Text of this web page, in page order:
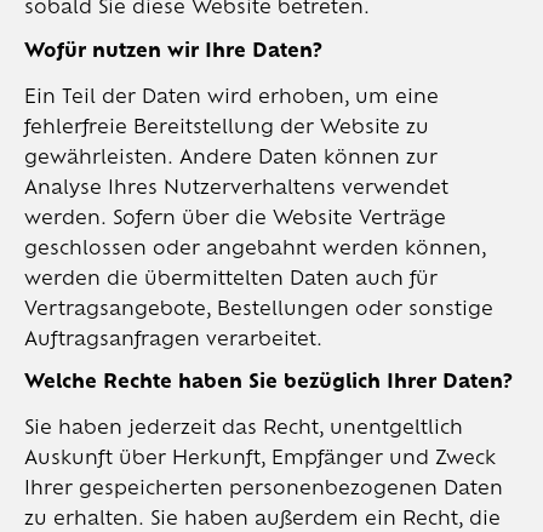
sobald Sie diese Website betreten.
Wofür nutzen wir Ihre Daten?
Ein Teil der Daten wird erhoben, um eine
fehlerfreie Bereitstellung der Website zu
gewährleisten. Andere Daten können zur
Analyse Ihres Nutzerverhaltens verwendet
werden. Sofern über die Website Verträge
geschlossen oder angebahnt werden können,
werden die übermittelten Daten auch für
Vertragsangebote, Bestellungen oder sonstige
Auftragsanfragen verarbeitet.
Welche Rechte haben Sie bezüglich Ihrer Daten?
Sie haben jederzeit das Recht, unentgeltlich
Auskunft über Herkunft, Empfänger und Zweck
Ihrer gespeicherten personenbezogenen Daten
zu erhalten. Sie haben außerdem ein Recht, die